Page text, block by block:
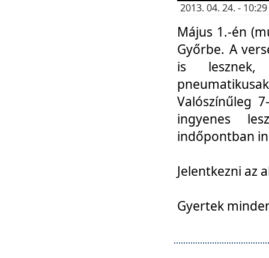
2013. 04. 24. -
Május 1.-én
Győrbe. A
is lesznek,
Valószínűleg
ingyenes
indőpontban
Jelentkezni az
Gyertek